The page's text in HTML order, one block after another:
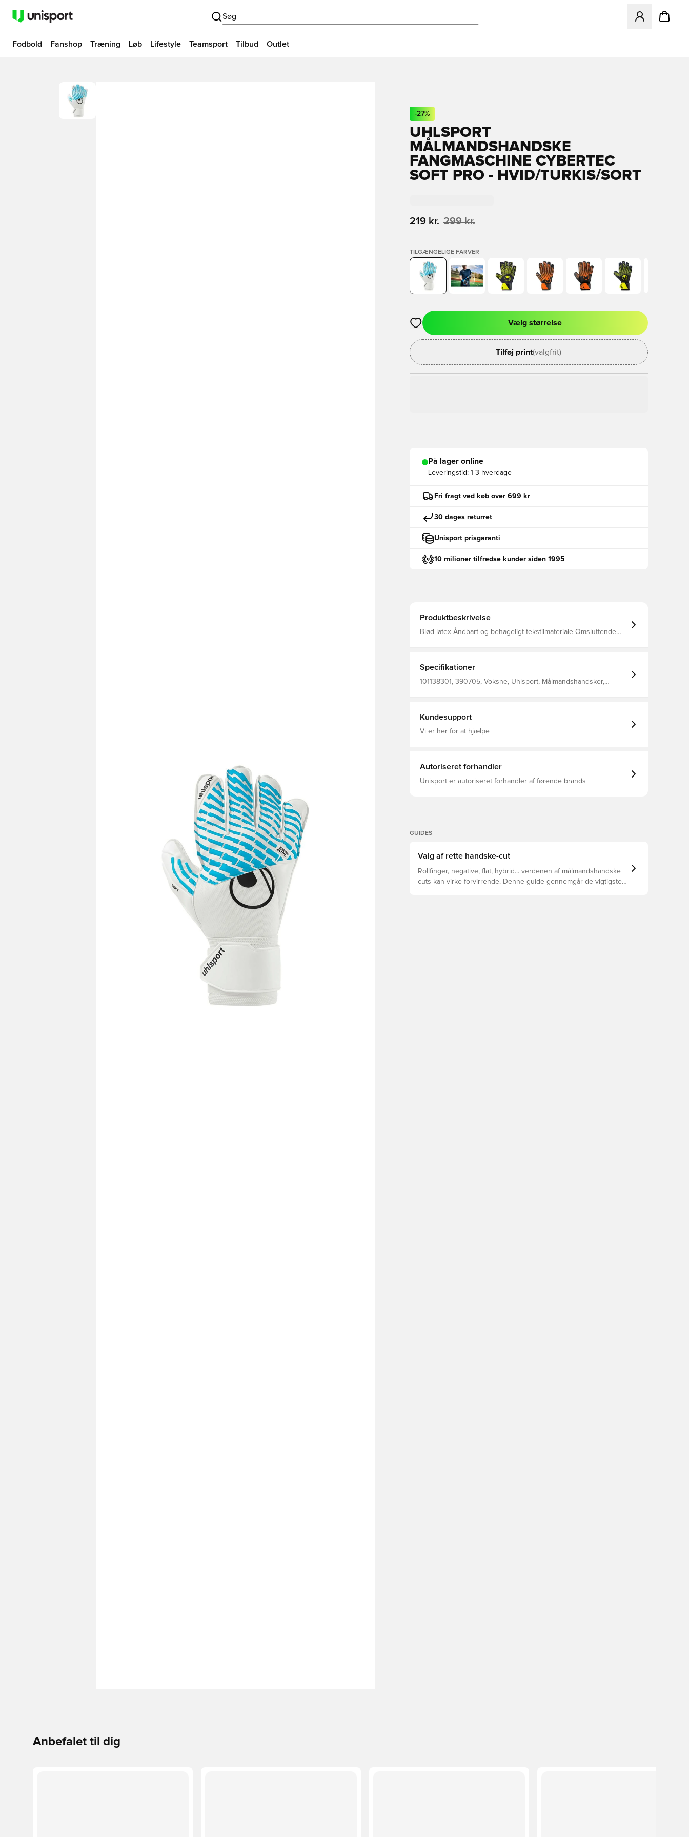
Søg
Åbner en
Fodbold Fanshop Træning Løb Lifestyle Teamsport Tilbud Outlet
-27%
UHLSPORT
MÅLMANDSHANDSKE
FANGMASCHINE CYBERTEC
SOFT PRO - HVID/TURKIS/SORT
219 kr. 299 kr.
TILGÆNGELIGE FARVER
Åbner en Modal til at logge ind eller tilmelde dig som medlem
Vælg størrelse
Tilføj print(valgfrit)
På lager online
Leveringstid: 1-3 hverdage
Fri fragt ved køb over 699 kr
30 dages returret
Unisport prisgaranti
10 milioner tilfredse kunder siden 1995
Produktbeskrivelse
Blød latex Åndbart og behageligt tekstilmateriale Omsluttende
Specifikationer
101138301, 390705, Voksne, Uhlsport, Målmandshandsker,
Kundesupport
Vi er her for at hjælpe
Autoriseret forhandler
Unisport er autoriseret forhandler af førende brands
GUIDES
Valg af rette handske-cut
Rollfinger, negative, flat, hybrid... verdenen af målmandshandske
cuts kan virke forvirrende. Denne guide gennemgår de vigtigste
Anbefalet til dig